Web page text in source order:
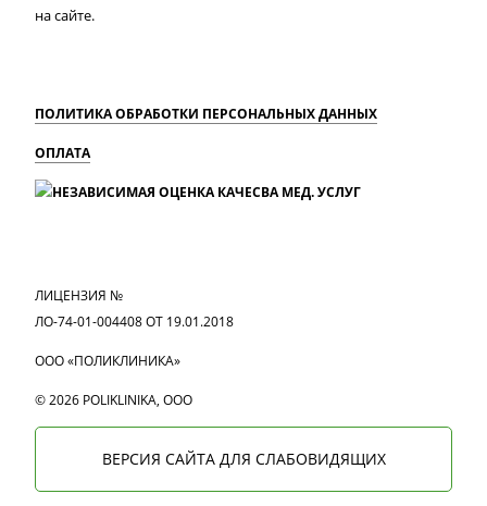
на сайте.
ПОЛИТИКА ОБРАБОТКИ ПЕРСОНАЛЬНЫХ ДАННЫХ
ОПЛАТА
ЛИЦЕНЗИЯ №
ЛО-74-01-004408 ОТ 19.01.2018
ООО «ПОЛИКЛИНИКА»
© 2026 POLIKLINIKA, OOO
ВЕРСИЯ САЙТА ДЛЯ СЛАБОВИДЯЩИХ